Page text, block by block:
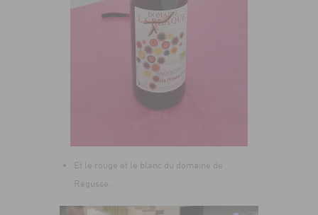
Et le rouge et le blanc du domaine de
Régusse.